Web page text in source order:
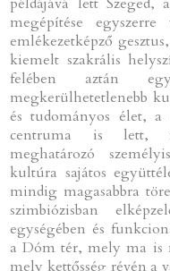
megépítése
emlékezetképző
kiemelt szakrális
felében aztán
megkerülhetetlenebb
és tudományos élet,
centruma is lett,
meghatározó
kultúra sajátos
mindig magasabbra
szimbiózisban
egységében és
a Dóm tér, mely ma is
mely kettősség révén a